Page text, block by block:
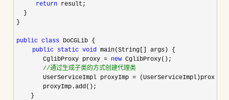
return result;
  }
}
public class DoCGLib {
public static void main(String[] args) {
   　　 CglibProxy proxy
= new CglibProxy();
//通过生成子类的方式创建代理类
　　UserServiceImpl proxyImp =
    　　proxyImp.add();
    }